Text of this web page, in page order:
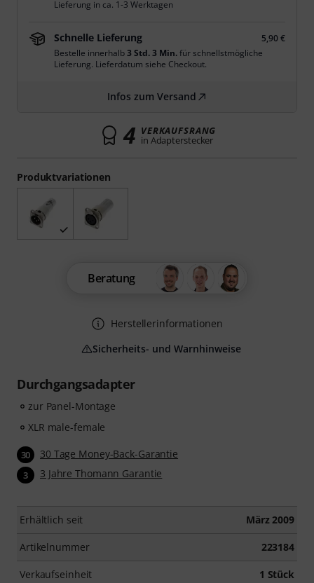
Durchgangsadapter
zur Panel-Montage
XLR male-female
30 30 Tage Money-Back-Garantie
3 3 Jahre Thomann Garantie
Erhältlich seit März 2009
Artikelnummer 223184
Verkaufseinheit 1 Stück
Produktvariationen
Lieferung in ca. 1-3 Werktagen
Schnelle Lieferung
5,90 €
Bestelle innerhalb3 Std. 3 Min.für schnellstmögliche
Lieferung. Lieferdatum siehe Checkout.
Infos zum Versand
4 VERKAUFSRANG
in Adapterstecker
Beratung
Herstellerinformationen
Sicherheits- und Warnhinweise